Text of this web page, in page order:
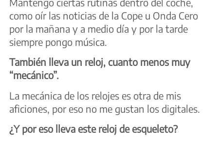
como oír las noticias de la Cope u Onda Cero
por la mañana y a medio día y por la tarde
siempre pongo música.
También lleva un reloj, cuanto menos muy
“mecánico”.
La mecánica de los relojes es otra de mis
aficiones, por eso no me gustan los digitales.
¿Y por eso lleva este reloj de esqueleto?